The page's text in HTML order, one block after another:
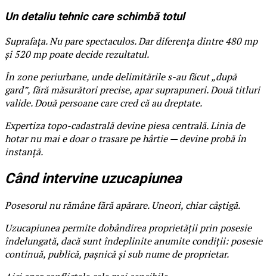
Un detaliu tehnic care schimbă totul
Suprafața. Nu pare spectaculos. Dar diferența dintre 480 mp
și 520 mp poate decide rezultatul.
În zone periurbane, unde delimitările s-au făcut „după
gard”, fără măsurători precise, apar suprapuneri. Două titluri
valide. Două persoane care cred că au dreptate.
Expertiza topo-cadastrală devine piesa centrală. Linia de
hotar nu mai e doar o trasare pe hârtie — devine probă în
instanță.
Când intervine uzucapiunea
Posesorul nu rămâne fără apărare. Uneori, chiar câștigă.
Uzucapiunea permite dobândirea proprietății prin posesie
îndelungată, dacă sunt îndeplinite anumite condiții: posesie
continuă, publică, pașnică și sub nume de proprietar.